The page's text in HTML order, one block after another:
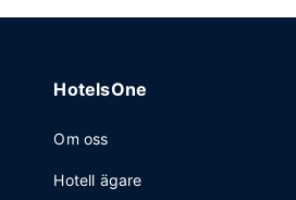
HotelsOne
Om oss
Hotell ägare